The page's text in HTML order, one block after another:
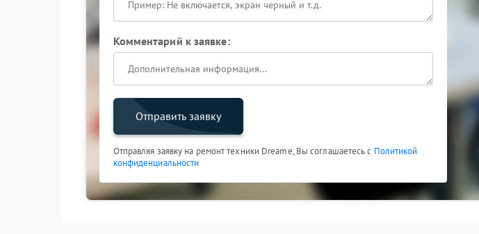
Комментарий к заявке:
Отправить заявку
Отправляя заявку на ремонт техники Dreame, Вы соглашаетесь с Политикой
конфиденциальности